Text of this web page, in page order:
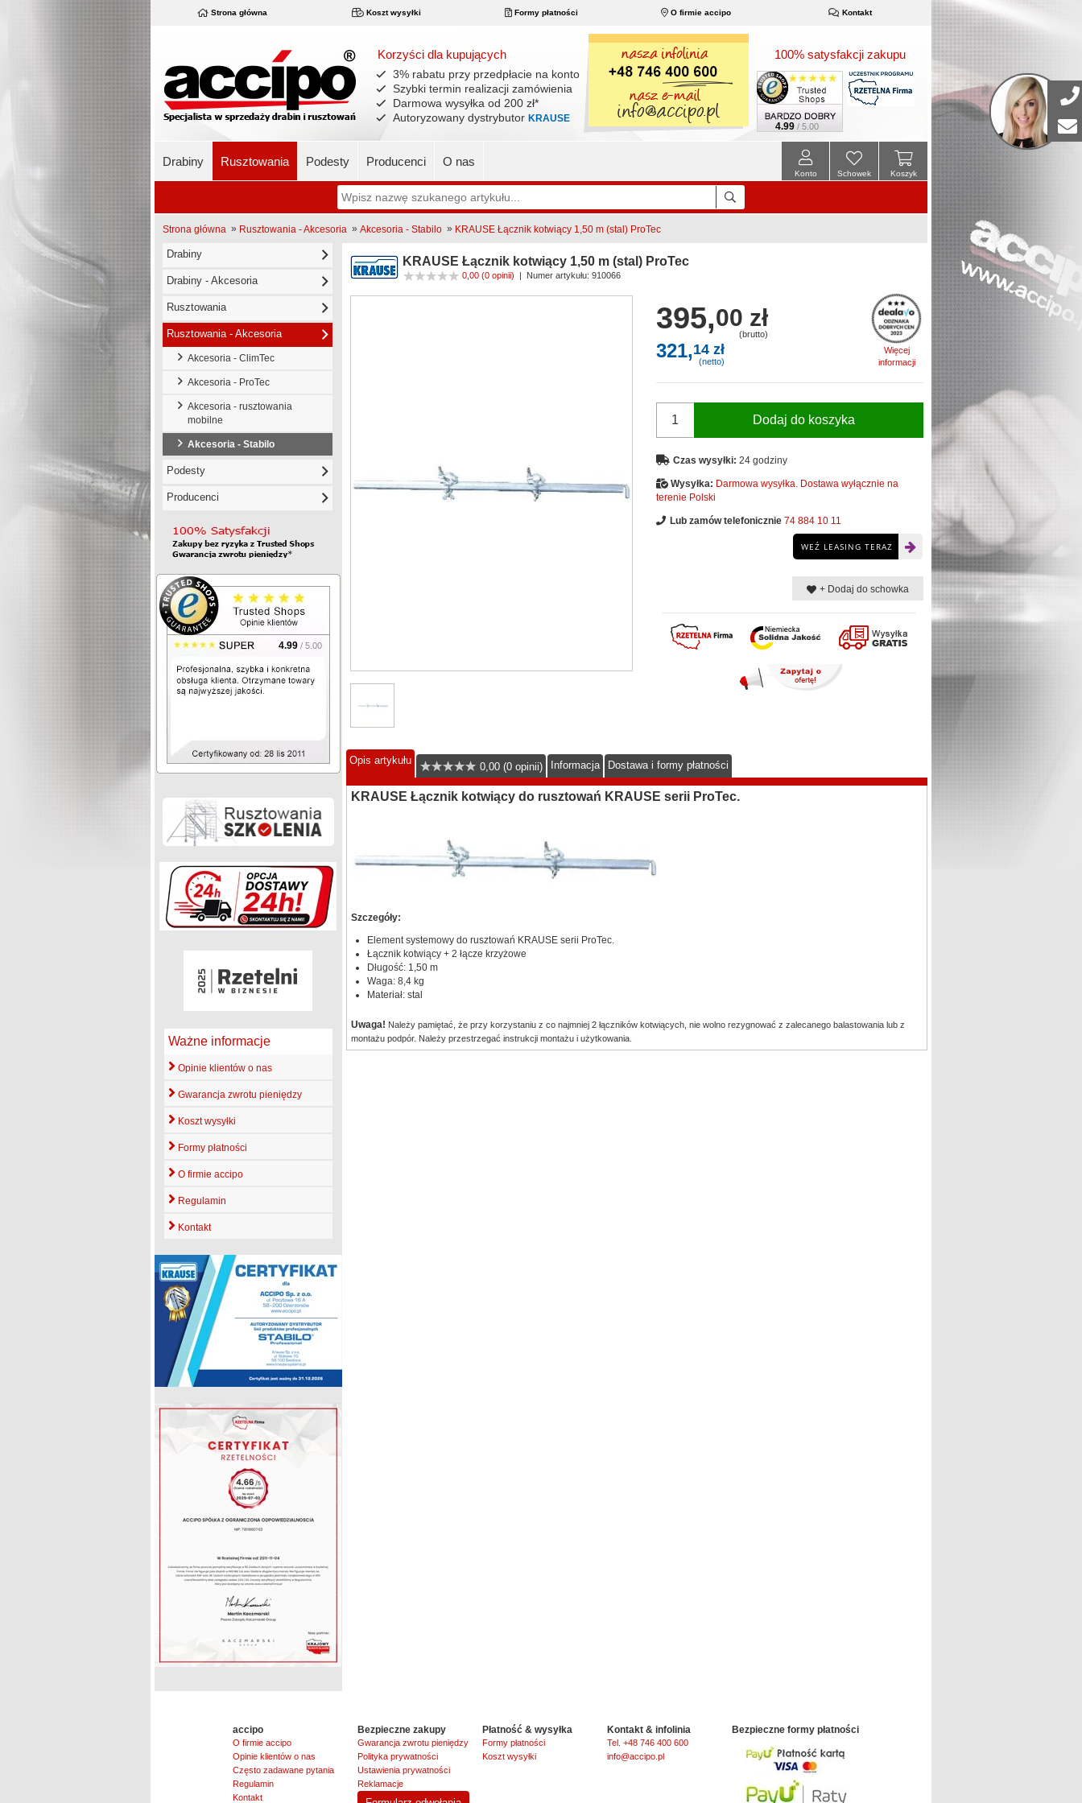
Strona główna Koszt wysyłki Formy płatności O firmie accipo Kontakt
Korzyści dla kupujących
3% rabatu przy przedpłacie na konto
Szybki termin realizacji zamówienia
Darmowa wysyłka od 200 zł*
Autoryzowany dystrybutor KRAUSE
100% satysfakcji zakupu
4.99 / 5.00
Drabiny Rusztowania Podesty Producenci O nas
Koszyk
Schowek
Konto
Strona główna » Rusztowania - Akcesoria » Akcesoria - Stabilo » KRAUSE Łącznik kotwiący 1,50 m (stal) ProTec
Drabiny
Drabiny - Akcesoria
Rusztowania
Rusztowania - Akcesoria
Akcesoria - ClimTec
Akcesoria - ProTec
Akcesoria - rusztowania
mobilne
Akcesoria - Stabilo
Podesty
Producenci
4.99 / 5.00
Ważne informacje
Opinie klientów o nas
Gwarancja zwrotu pieniędzy
Koszt wysyłki
Formy płatności
O firmie accipo
Regulamin
Kontakt
KRAUSE Łącznik kotwiący 1,50 m (stal) ProTec
0,00 (0 opinii) | Numer artykułu: 910066
Więcej
informacji
395,00 zł
(brutto)
321,14 zł
(netto)
Dodaj do koszyka
Czas wysyłki: 24 godziny
Wysyłka: Darmowa wysyłka. Dostawa wyłącznie na
terenie Polski
Lub zamów telefonicznie 74 884 10 11
WEŹ LEASING TERAZ
+ Dodaj do schowka
Opis artykułu
0,00 (0 opinii) Informacja Dostawa i formy płatności
KRAUSE Łącznik kotwiący do rusztowań KRAUSE serii ProTec.
Szczegóły:
Element systemowy do rusztowań KRAUSE serii ProTec.
Łącznik kotwiący + 2 łącze krzyżowe
Długość: 1,50 m
Waga: 8,4 kg
Materiał: stal
Uwaga! Należy pamiętać, że przy korzystaniu z co najmniej 2 łączników kotwiących, nie wolno rezygnować z zalecanego balastowania lub z
montażu podpór. Należy przestrzegać instrukcji montażu i użytkowania.
accipo
O firmie accipo
Opinie klientów o nas
Często zadawane pytania
Regulamin
Kontakt
Bezpieczne zakupy
Gwarancja zwrotu pieniędzy
Polityka prywatności
Ustawienia prywatności
Reklamacje
Płatność & wysyłka
Formy płatności
Koszt wysyłki
Kontakt & infolinia
Tel. +48 746 400 600
info@accipo.pl
Bezpieczne formy płatności